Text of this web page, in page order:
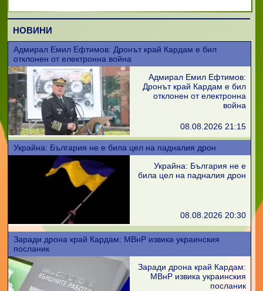
НОВИНИ
Адмирал Емил Ефтимов: Дронът край Кардам е бил
отклонен от електронна война
Адмирал Емил Ефтимов:
Дронът край Кардам е бил
отклонен от електронна
война
08.08.2026 21:15
Украйна: България не е била цел на падналия дрон
Украйна: България не е
била цел на падналия дрон
08.08.2026 20:30
Заради дрона край Кардам: МВнР извика украинския
посланик
Заради дрона край Кардам:
МВнР извика украинския
посланик